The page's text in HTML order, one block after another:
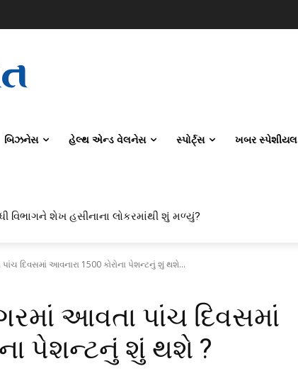
બિઝનેસ હેલ્થ એન્ડ વેલનેસ સ્પોર્ટ્સ ખબર સ્પેશીયલ
વિભાગને શેખ હસીનાના લોકરમાંથી શું મળ્યું?
દિવસમાં આવનારા 1500 કોરોના પેશન્ટનું શું થશે...
આવતા પાંચ દિવસમાં
પેશન્ટનું શું થશે ?